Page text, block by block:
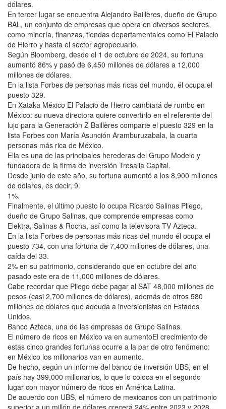
dólares.
En tercer lugar se encuentra Alejandro Baillères, dueño de Grupo
BAL, un conjunto de empresas que opera en diversos sectores,
como minería, finanzas, tiendas departamentales como El Palacio
de Hierro y hasta el sector agropecuario.
Según Bloomberg, desde el 1 de octubre de 2024, su fortuna
aumentó 86% y pasó de 6,450 millones de dólares a 12,000
millones de dólares.
En la lista Forbes de personas más ricas del mundo, él ocupa el
puesto 329.
En Xataka México El Palacio de Hierro cambiará de rumbo en
México: su nueva directora quiere convertirlo en el referente del
lujo para la Generación Z Baillères comparte el puesto 329 en la
lista Forbes con María Asunción Aramburuzabala, la cuarta
personas más rica de México.
Ella es una de las principales herederas del Grupo Modelo y
fundadora de la firma de inversión Tresalia Capital.
Desde junio de este año, su fortuna aumentó a los 8,900 millones
de dólares, es decir, 9.
1%.
Finalmente, el último puesto lo ocupa Ricardo Salinas Pliego,
dueño de Grupo Salinas, que comprende empresas como
Elektra, Salinas & Rocha, así como la televisora TV Azteca.
En la lista Forbes de personas más ricas del mundo él ocupa el
puesto 734, con una fortuna de 7,400 millones de dólares, una
caída del 33.
2% en su patrimonio, considerando que en octubre del año
pasado este era de 11,000 millones de dólares.
Cabe recordar que Pliego debe pagar al SAT 48,000 millones de
pesos (casi 2,700 millones de dólares), además de otros 580
millones de dólares que adeuda a inversionistas en Estados
Unidos.
Banco Azteca, una de las empresas de Grupo Salinas.
El número de ricos en México va en aumentoEl crecimiento de
estas cinco grandes fortunas ocurre a la par de otro fenómeno:
en México los millonarios van en aumento.
De hecho, según un informe del banco de inversión UBS, en el
país hay 399,000 millonarios, lo que lo coloca en el segundo
lugar con mayor número de ricos en América Latina.
De acuerdo con UBS, el número de mexicanos con un patrimonio
superior a un millón de dólares crecerá 24% entre 2023 y 2028,